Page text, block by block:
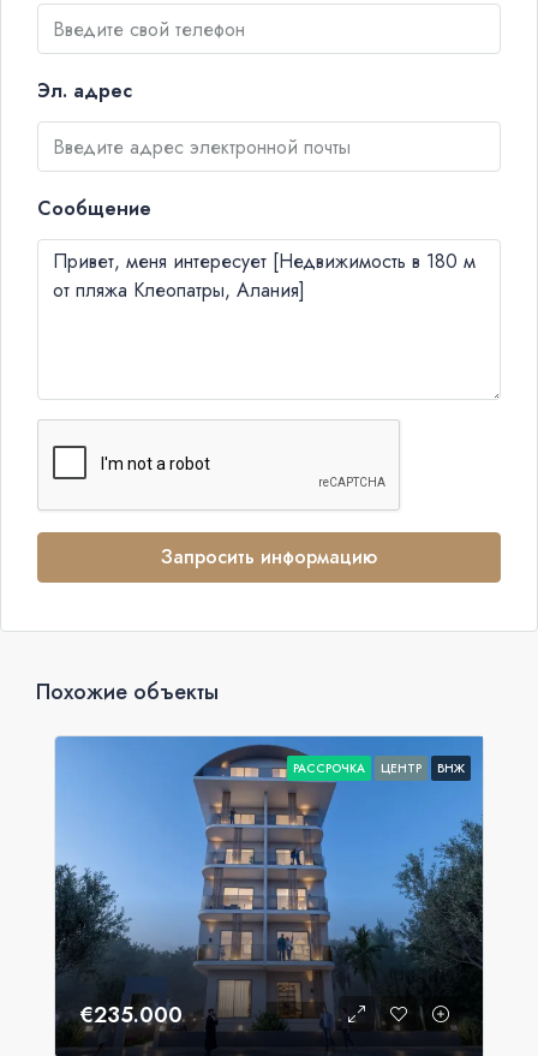
Эл. адрес
Сообщение
Запросить информацию
Похожие объекты
РАССРОЧКА ЦЕНТР ВНЖ
€235.000